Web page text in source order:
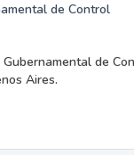
de Control
de
Aires.